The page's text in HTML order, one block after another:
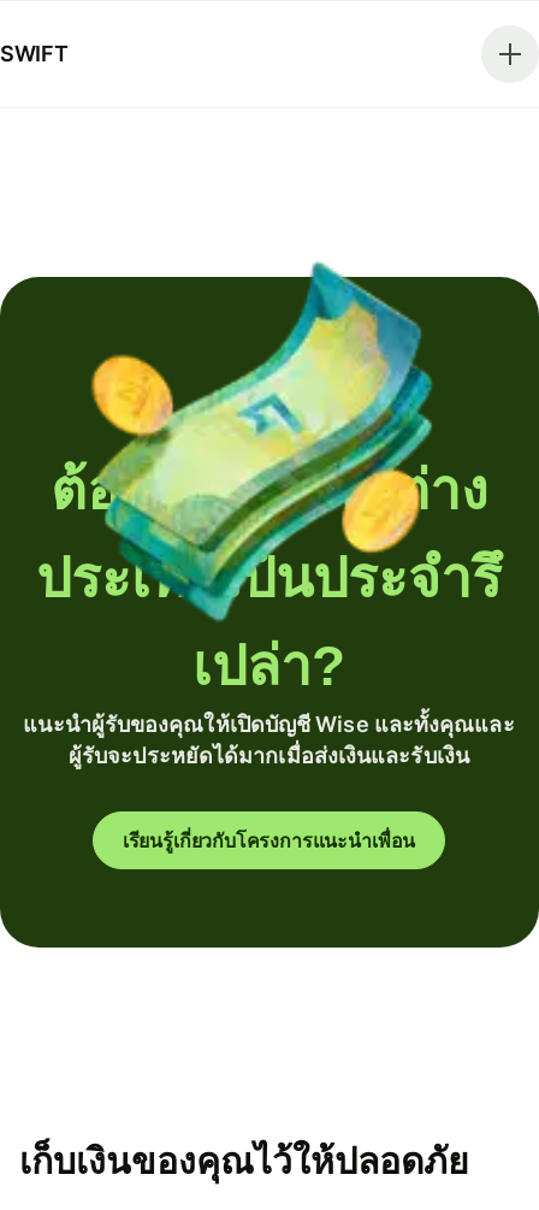
SWIFT
ต้องโอนเงินไปต่าง
ประเทศเป็นประจำรึ
เปล่า?
แนะนำผู้รับของคุณให้เปิดบัญชี Wise และทั้งคุณและ
ผู้รับจะประหยัดได้มากเมื่อส่งเงินและรับเงิน
เรียนรู้เกี่ยวกับโครงการแนะนำเพื่อน
เก็บเงินของคุณไว้ให้ปลอดภัย